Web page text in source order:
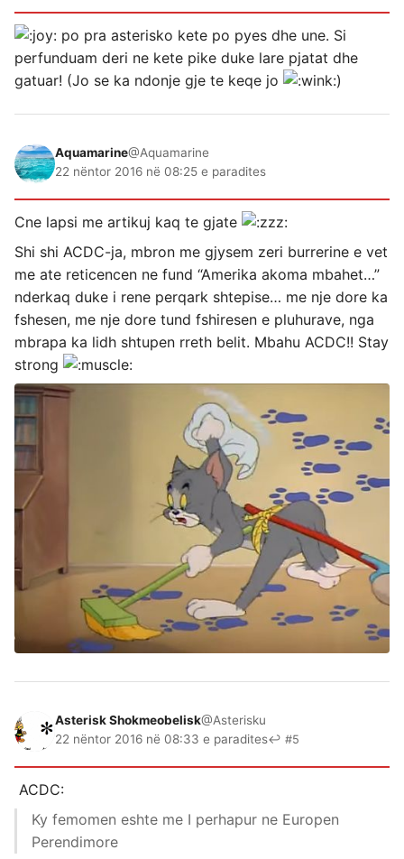
po pra asterisko kete po pyes dhe une. Si
perfunduam deri ne kete pike duke lare pjatat dhe
gatuar! (Jo se ka ndonje gje te keqe jo
)
Aquamarine@Aquamarine
22 nëntor 2016 në 08:25 e paradites
Cne lapsi me artikuj kaq te gjate
Shi shi ACDC-ja, mbron me gjysem zeri burrerine e vet
me ate reticencen ne fund “Amerika akoma mbahet…”
nderkaq duke i rene perqark shtepise… me nje dore ka
fshesen, me nje dore tund fshiresen e pluhurave, nga
mbrapa ka lidh shtupen rreth belit. Mbahu ACDC!! Stay
strong
Asterisk Shokmeobelisk@Asterisku
22 nëntor 2016 në 08:33 e paradites↩ #5
ACDC:
Ky femomen eshte me I perhapur ne Europen
Perendimore